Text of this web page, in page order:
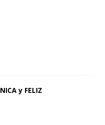
y FELIZ